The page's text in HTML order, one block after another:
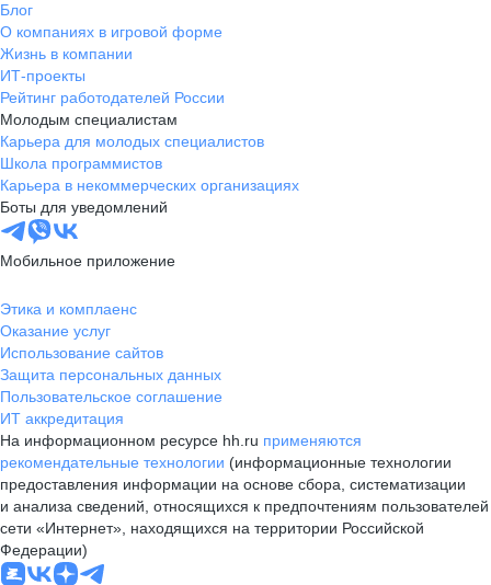
Блог
О компаниях в игровой форме
Жизнь в компании
ИТ-проекты
Рейтинг работодателей России
Молодым специалистам
Карьера для молодых специалистов
Школа программистов
Карьера в некоммерческих организациях
Боты для уведомлений
Мобильное приложение
Этика и комплаенс
Оказание услуг
Использование сайтов
Защита персональных данных
Пользовательское соглашение
ИТ аккредитация
На информационном ресурсе hh.ru применяются
рекомендательные технологии (информационные технологии
предоставления информации на основе сбора, систематизации
и анализа сведений, относящихся к предпочтениям пользователей
сети «Интернет», находящихся на территории Российской
Федерации)